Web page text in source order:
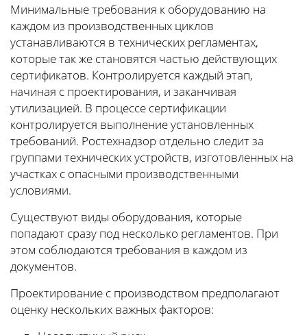
Минимальные требования к оборудованию на
каждом из производственных циклов
устанавливаются в технических регламентах,
которые так же становятся частью действующих
сертификатов. Контролируется каждый этап,
начиная с проектирования, и заканчивая
утилизацией. В процессе сертификации
контролируется выполнение установленных
требований. Ростехнадзор отдельно следит за
группами технических устройств, изготовленных на
участках с опасными производственными
условиями.
Существуют виды оборудования, которые
попадают сразу под несколько регламентов. При
этом соблюдаются требования в каждом из
документов.
Проектирование с производством предполагают
оценку нескольких важных факторов: